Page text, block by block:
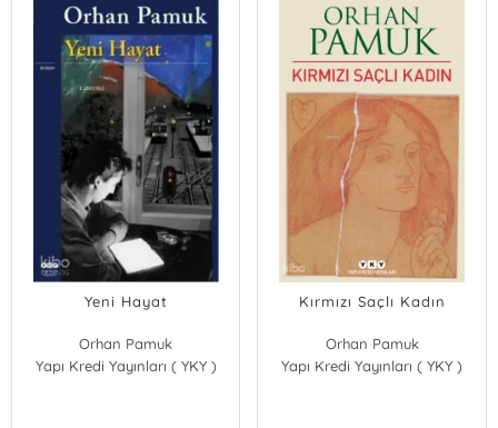
Yeni Hayat
Orhan Pamuk
Yapı Kredi Yayınları ( YKY )
Kırmızı Saçlı Kadın
Orhan Pamuk
Yapı Kredi Yayınları ( YKY )